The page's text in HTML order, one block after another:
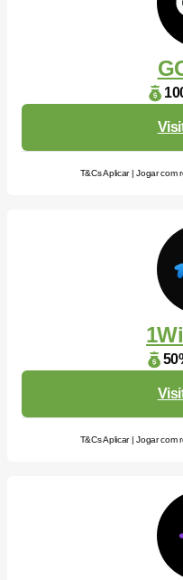
T&Cs Aplicar | Jogar com
T&Cs Aplicar | Jogar com